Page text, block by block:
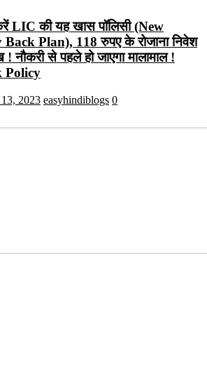
LIC की यह खास पॉलिसी (New
Plan), 118 रुपए के रोजाना निवेश
से पहले हो जाएगा मालामाल !
Policy
2023 easyhindiblogs 0